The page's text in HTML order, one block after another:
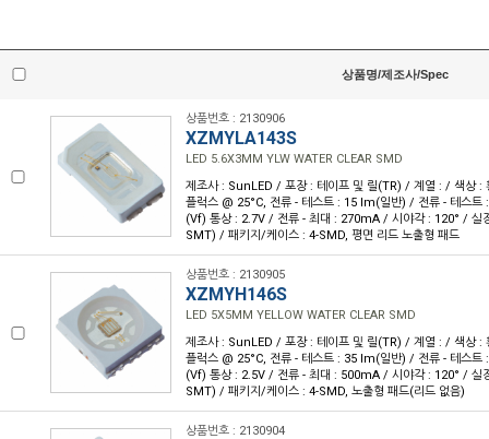
상품명/제조사/Spec
상품번호 : 2130906
XZMYLA143S
LED 5.6X3MM YLW WATER CLEAR SMD
제조사 : SunLED / 포장 : 테이프 및 릴(TR) / 계열 : / 색상
플럭스 @ 25°C, 전류 - 테스트 : 15 lm(일반) / 전류 - 테스
(Vf) 통상 : 2.7V / 전류 - 최대 : 270mA / 시야각 : 120° / 실
SMT) / 패키지/케이스 : 4-SMD, 평면 리드 노출형 패드
상품번호 : 2130905
XZMYH146S
LED 5X5MM YELLOW WATER CLEAR SMD
제조사 : SunLED / 포장 : 테이프 및 릴(TR) / 계열 : / 색상
플럭스 @ 25°C, 전류 - 테스트 : 35 lm(일반) / 전류 - 테스
(Vf) 통상 : 2.5V / 전류 - 최대 : 500mA / 시야각 : 120° / 실
SMT) / 패키지/케이스 : 4-SMD, 노출형 패드(리드 없음)
상품번호 : 2130904